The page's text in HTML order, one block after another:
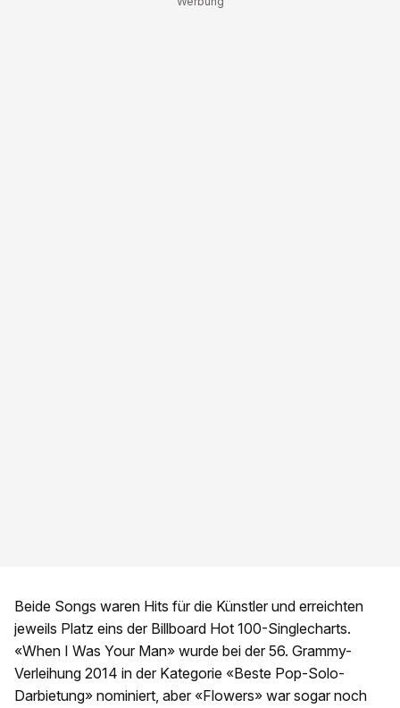
Beide Songs waren Hits für die Künstler und erreichten
jeweils Platz eins der Billboard Hot 100-Singlecharts.
«When I Was Your Man» wurde bei der 56. Grammy-
Verleihung 2014 in der Kategorie «Beste Pop-Solo-
Darbietung» nominiert, aber «Flowers» war sogar noch